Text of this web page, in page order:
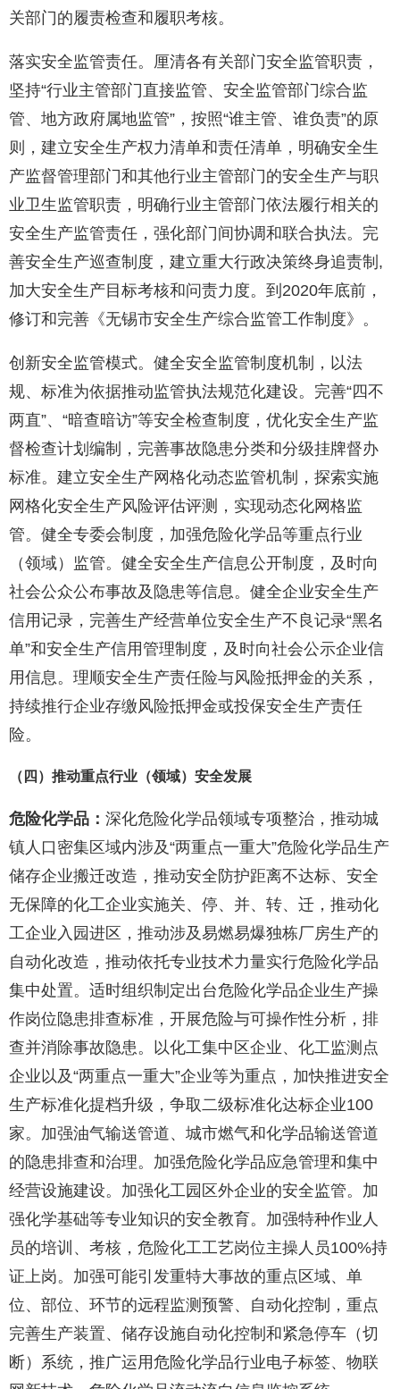
关部门的履责检查和履职考核。
落实安全监管责任。厘清各有关部门安全监管职责，
坚持“行业主管部门直接监管、安全监管部门综合监
管、地方政府属地监管”，按照“谁主管、谁负责”的原
则，建立安全生产权力清单和责任清单，明确安全生
产监督管理部门和其他行业主管部门的安全生产与职
业卫生监管职责，明确行业主管部门依法履行相关的
安全生产监管责任，强化部门间协调和联合执法。完
善安全生产巡查制度，建立重大行政决策终身追责制,
加大安全生产目标考核和问责力度。到2020年底前，
修订和完善《无锡市安全生产综合监管工作制度》。
创新安全监管模式。健全安全监管制度机制，以法
规、标准为依据推动监管执法规范化建设。完善“四不
两直”、“暗查暗访”等安全检查制度，优化安全生产监
督检查计划编制，完善事故隐患分类和分级挂牌督办
标准。建立安全生产网格化动态监管机制，探索实施
网格化安全生产风险评估评测，实现动态化网格监
管。健全专委会制度，加强危险化学品等重点行业
（领域）监管。健全安全生产信息公开制度，及时向
社会公众公布事故及隐患等信息。健全企业安全生产
信用记录，完善生产经营单位安全生产不良记录“黑名
单”和安全生产信用管理制度，及时向社会公示企业信
用信息。理顺安全生产责任险与风险抵押金的关系，
持续推行企业存缴风险抵押金或投保安全生产责任
险。
（四）推动重点行业（领域）安全发展
危险化学品： 深化危险化学品领域专项整治，推动城
镇人口密集区域内涉及“两重点一重大”危险化学品生产
储存企业搬迁改造，推动安全防护距离不达标、安全
无保障的化工企业实施关、停、并、转、迁，推动化
工企业入园进区，推动涉及易燃易爆独栋厂房生产的
自动化改造，推动依托专业技术力量实行危险化学品
集中处置。适时组织制定出台危险化学品企业生产操
作岗位隐患排查标准，开展危险与可操作性分析，排
查并消除事故隐患。以化工集中区企业、化工监测点
企业以及“两重点一重大”企业等为重点，加快推进安全
生产标准化提档升级，争取二级标准化达标企业100
家。加强油气输送管道、城市燃气和化学品输送管道
的隐患排查和治理。加强危险化学品应急管理和集中
经营设施建设。加强化工园区外企业的安全监管。加
强化学基础等专业知识的安全教育。加强特种作业人
员的培训、考核，危险化工工艺岗位主操人员100%持
证上岗。加强可能引发重特大事故的重点区域、单
位、部位、环节的远程监测预警、自动化控制，重点
完善生产装置、储存设施自动化控制和紧急停车（切
断）系统，推广运用危险化学品行业电子标签、物联